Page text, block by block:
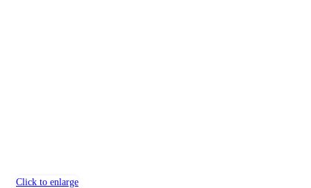
Click to enlarge